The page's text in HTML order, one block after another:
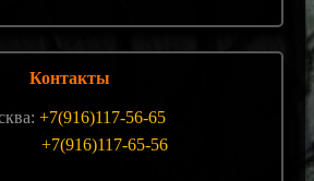
Контакты
+7(916)117-56-65
+7(916)117-65-56